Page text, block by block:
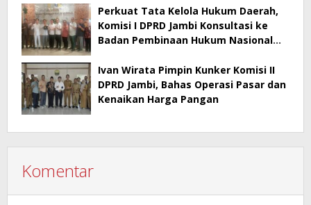
Perkuat Tata Kelola Hukum Daerah,
Komisi I DPRD Jambi Konsultasi ke
Badan Pembinaan Hukum Nasional
Ivan Wirata Pimpin Kunker Komisi II
DPRD Jambi, Bahas Operasi Pasar dan
Kenaikan Harga Pangan
Komentar